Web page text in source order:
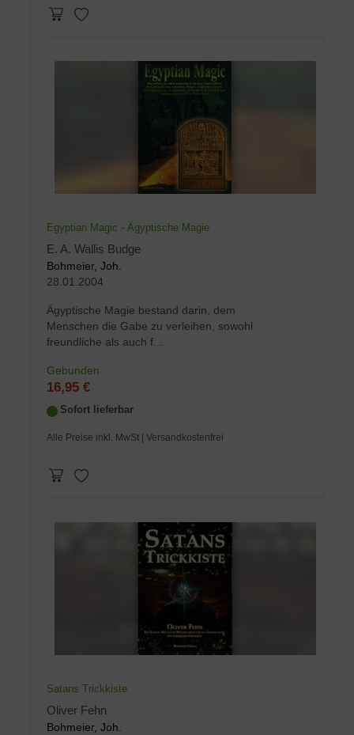
Egyptian Magic - Ägyptische Magie
E. A. Wallis Budge
Bohmeier, Joh.
28.01.2004
Ägyptische Magie bestand darin, dem
Menschen die Gabe zu verleihen, sowohl
freundliche als auch f...
Gebunden
16,95 €
Sofort lieferbar
Alle Preise inkl. MwSt | Versandkostenfrei
Satans Trickkiste
Oliver Fehn
Bohmeier, Joh.